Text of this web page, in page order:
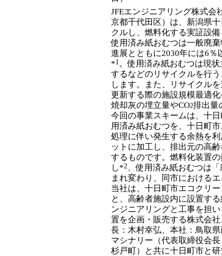
JFEエンジニアリング株式会
京都千代田区）は、新潟県
クルし、燃料化する実証設
使用済み紙おむつは一般廃
進展とともに2030年には6
*1。使用済み紙おむつは現
するなどのリサイクルを行
します。また、リサイクル
更新する際の施設規模最適
焼却灰の埋立量やCO2排出量
今回の事業スキームは、十
用済み紙おむつを、十日町
処理に伴い発生する余熱を
ットに加工し、排出元の高
するものです。燃料化装置
し*2、使用済み紙おむつは
まれ変わり、同市における
当社は、十日町市エコクリ
と、高齢者施設内に設置す
ンジニアリングと工事を担
置を企画・販売する株式会
長：木村幸弘、本社：鳥取
マシナリー（代表取締役会
杉戸町）と共に十日町市と